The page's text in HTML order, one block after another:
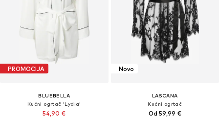
PROMOCIJA
BLUEBELLA
Kućni ogrtač 'Lydia'
54,90 €
Novo
LASCANA
Kućni ogrtač
Od 59,99 €